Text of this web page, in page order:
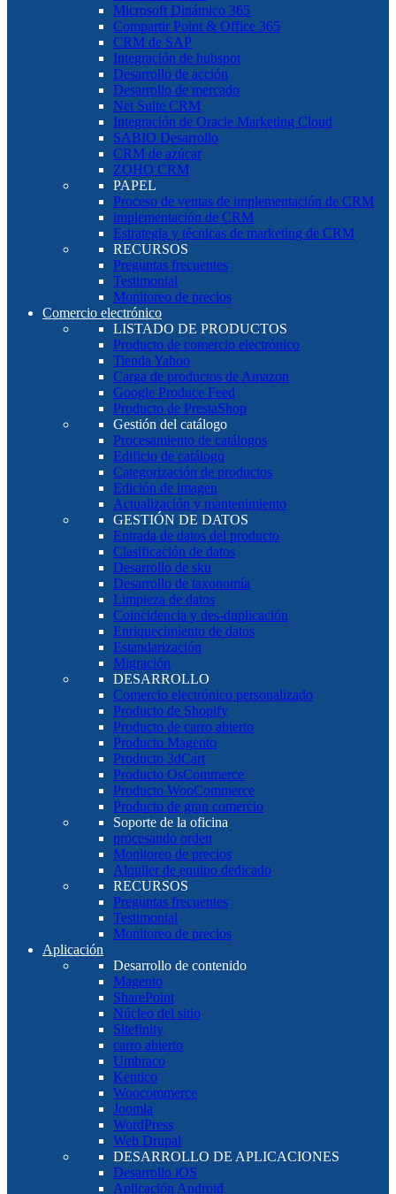
Microsoft Dinámico 365
Compartir Point & Office 365
CRM de SAP
Integración de hubspot
Desarrollo de acción
Desarrollo de mercado
Net Suite CRM
Integración de Oracle Marketing Cloud
SABIO Desarrollo
CRM de azúcar
ZOHO CRM
PAPEL
Proceso de ventas de implementación de CRM
implementación de CRM
Estrategia y técnicas de marketing de CRM
RECURSOS
Preguntas frecuentes
Testimonial
Monitoreo de precios
Comercio electrónico
LISTADO DE PRODUCTOS
Producto de comercio electrónico
Tienda Yahoo
Carga de productos de Amazon
Google Produce Feed
Producto de PrestaShop
Gestión del catálogo
Procesamiento de catálogos
Edificio de catálogo
Categorización de productos
Edición de imagen
Actualización y mantenimiento
GESTIÓN DE DATOS
Entrada de datos del producto
Clasificación de datos
Desarrollo de sku
Desarrollo de taxonomía
Limpieza de datos
Coincidencia y des-duplicación
Enriquecimiento de datos
Estandarización
Migración
DESARROLLO
Comercio electrónico personalizado
Producto de Shopify
Producto de carro abierto
Producto Magento
Producto 3dCart
Producto OsCommerce
Producto WooCommerce
Producto de gran comercio
Soporte de la oficina
procesando orden
Monitoreo de precios
Alquiler de equipo dedicado
RECURSOS
Preguntas frecuentes
Testimonial
Monitoreo de precios
Aplicación
Desarrollo de contenido
Magento
SharePoint
Núcleo del sitio
Sitefinity
carro abierto
Umbraco
Kentico
Woocommerce
Joomla
WordPress
Web Drupal
DESARROLLO DE APLICACIONES
Desarrollo iOS
Aplicación Android